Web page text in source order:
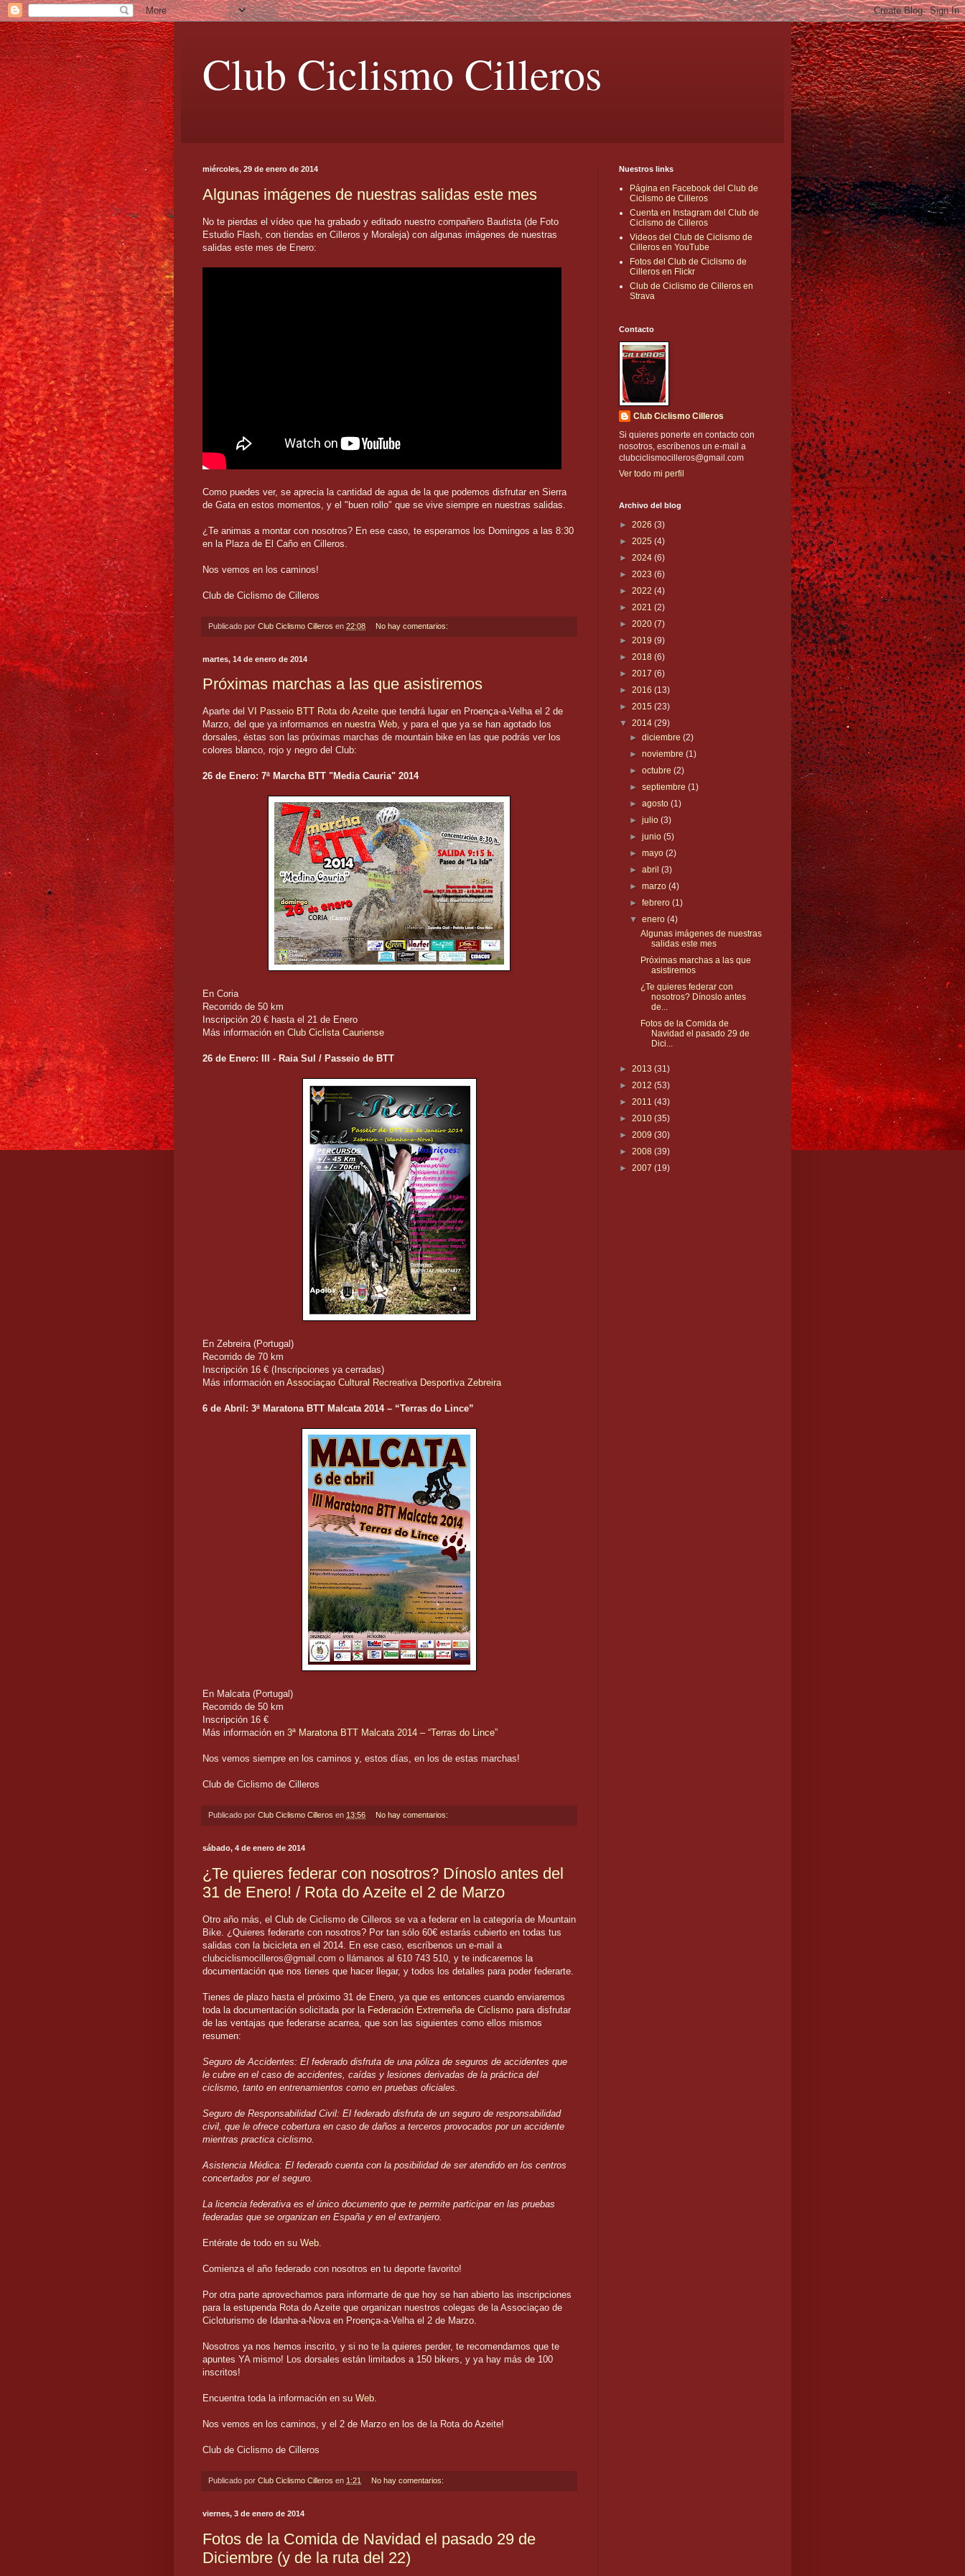
Club Ciclismo Cilleros
miércoles, 29 de enero de 2014
Algunas imágenes de nuestras salidas este mes
No te pierdas el vídeo que ha grabado y editado nuestro compañero Bautista (de Foto
Estudio Flash, con tiendas en Cilleros y Moraleja) con algunas imágenes de nuestras
salidas este mes de Enero:
Como puedes ver, se aprecia la cantidad de agua de la que podemos disfrutar en Sierra
de Gata en estos momentos, y el "buen rollo" que se vive siempre en nuestras salidas.
¿Te animas a montar con nosotros? En ese caso, te esperamos los Domingos a las 8:30
en la Plaza de El Caño en Cilleros.
Nos vemos en los caminos!
Club de Ciclismo de Cilleros
Publicado por Club Ciclismo Cilleros en 22:08 No hay comentarios:
martes, 14 de enero de 2014
Próximas marchas a las que asistiremos
Aparte del VI Passeio BTT Rota do Azeite que tendrá lugar en Proença-a-Velha el 2 de
Marzo, del que ya informamos en nuestra Web, y para el que ya se han agotado los
dorsales, éstas son las próximas marchas de mountain bike en las que podrás ver los
colores blanco, rojo y negro del Club:
26 de Enero: 7ª Marcha BTT "Media Cauria" 2014
En Coria
Recorrido de 50 km
Inscripción 20 € hasta el 21 de Enero
Más información en Club Ciclista Cauriense
26 de Enero: III - Raia Sul / Passeio de BTT
En Zebreira (Portugal)
Recorrido de 70 km
Inscripción 16 € (Inscripciones ya cerradas)
Más información en Associaçao Cultural Recreativa Desportiva Zebreira
6 de Abril: 3ª Maratona BTT Malcata 2014 – “Terras do Lince”
En Malcata (Portugal)
Recorrido de 50 km
Inscripción 16 €
Más información en 3ª Maratona BTT Malcata 2014 – “Terras do Lince”
Nos vemos siempre en los caminos y, estos días, en los de estas marchas!
Club de Ciclismo de Cilleros
Publicado por Club Ciclismo Cilleros en 13:56 No hay comentarios:
sábado, 4 de enero de 2014
¿Te quieres federar con nosotros? Dínoslo antes del
31 de Enero! / Rota do Azeite el 2 de Marzo
Otro año más, el Club de Ciclismo de Cilleros se va a federar en la categoría de Mountain
Bike. ¿Quieres federarte con nosotros? Por tan sólo 60€ estarás cubierto en todas tus
salidas con la bicicleta en el 2014. En ese caso, escríbenos un e-mail a
clubciclismocilleros@gmail.com o llámanos al 610 743 510, y te indicaremos la
documentación que nos tienes que hacer llegar, y todos los detalles para poder federarte.
Tienes de plazo hasta el próximo 31 de Enero, ya que es entonces cuando enviaremos
toda la documentación solicitada por la Federación Extremeña de Ciclismo para disfrutar
de las ventajas que federarse acarrea, que son las siguientes como ellos mismos
resumen:
Seguro de Accidentes: El federado disfruta de una póliza de seguros de accidentes que
le cubre en el caso de accidentes, caídas y lesiones derivadas de la práctica del
ciclismo, tanto en entrenamientos como en pruebas oficiales.
Seguro de Responsabilidad Civil: El federado disfruta de un seguro de responsabilidad
civil, que le ofrece cobertura en caso de daños a terceros provocados por un accidente
mientras practica ciclismo.
Asistencia Médica: El federado cuenta con la posibilidad de ser atendido en los centros
concertados por el seguro.
La licencia federativa es el único documento que te permite participar en las pruebas
federadas que se organizan en España y en el extranjero.
Entérate de todo en su Web.
Comienza el año federado con nosotros en tu deporte favorito!
Por otra parte aprovechamos para informarte de que hoy se han abierto las inscripciones
para la estupenda Rota do Azeite que organizan nuestros colegas de la Associaçao de
Cicloturismo de Idanha-a-Nova en Proença-a-Velha el 2 de Marzo.
Nosotros ya nos hemos inscrito, y si no te la quieres perder, te recomendamos que te
apuntes YA mismo! Los dorsales están limitados a 150 bikers, y ya hay más de 100
inscritos!
Encuentra toda la información en su Web.
Nos vemos en los caminos, y el 2 de Marzo en los de la Rota do Azeite!
Club de Ciclismo de Cilleros
Publicado por Club Ciclismo Cilleros en 1:21 No hay comentarios:
viernes, 3 de enero de 2014
Fotos de la Comida de Navidad el pasado 29 de
Diciembre (y de la ruta del 22)
Nuestros links
Página en Facebook del Club de
Ciclismo de Cilleros
Cuenta en Instagram del Club de
Ciclismo de Cilleros
Videos del Club de Ciclismo de
Cilleros en YouTube
Fotos del Club de Ciclismo de
Cilleros en Flickr
Club de Ciclismo de Cilleros en
Strava
Contacto
Club Ciclismo Cilleros
Si quieres ponerte en contacto con
nosotros, escríbenos un e-mail a
clubciclismocilleros@gmail.com
Ver todo mi perfil
Archivo del blog
► 2026 (3)
► 2025 (4)
► 2024 (6)
► 2023 (6)
► 2022 (4)
► 2021 (2)
► 2020 (7)
► 2019 (9)
► 2018 (6)
► 2017 (6)
► 2016 (13)
► 2015 (23)
▼ 2014 (29)
►diciembre(2)
►noviembre(1)
►octubre(2)
►septiembre(1)
►agosto(1)
►julio(3)
►junio(5)
►mayo(2)
►abril(3)
►marzo(4)
►febrero(1)
▼enero(4)
Algunas imágenes de nuestras
salidas este mes
Próximas marchas a las que
asistiremos
¿Te quieres federar con
nosotros? Dínoslo antes
de...
Fotos de la Comida de
Navidad el pasado 29 de
Dici...
► 2013 (31)
► 2012 (53)
► 2011 (43)
► 2010 (35)
► 2009 (30)
► 2008 (39)
► 2007 (19)